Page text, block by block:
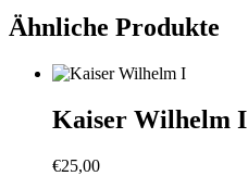
Ähnliche Produkte
Kaiser Wilhelm I
€25,00